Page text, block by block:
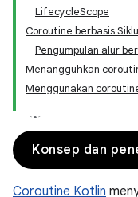
LifecycleScope
Coroutine berbasis
Pengumpulan alur
Menangguhkan
Menggunakan
Coroutine Kotlin